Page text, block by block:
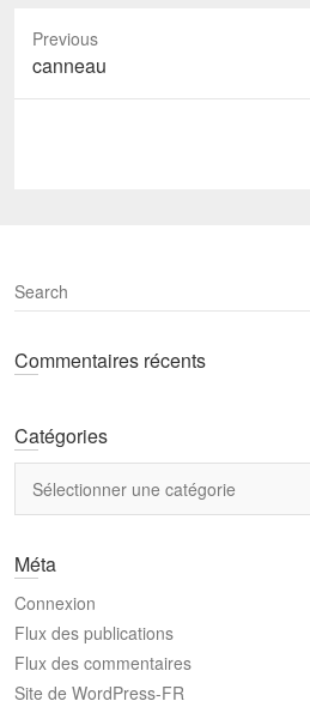
Previous
Previous
post:
canneau
S
e
r
Commentaires récents
Catégories
Méta
Connexion
Flux des publications
Flux des commentaires
Site de WordPress-FR